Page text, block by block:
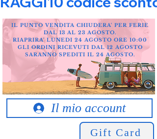
Il mio account
Gift Card
IL PUNTO VENDITA CHIUDERA' PER FERIE
DAL 13 AL 23 AGOSTO.
RIAPRIRA' LUNEDI 24 AGOSTO ORE 10:00
GLI ORDINI RICEVUTI DAL 12 AGOSTO
SARANNO SPEDITI IL 24 AGOSTO.